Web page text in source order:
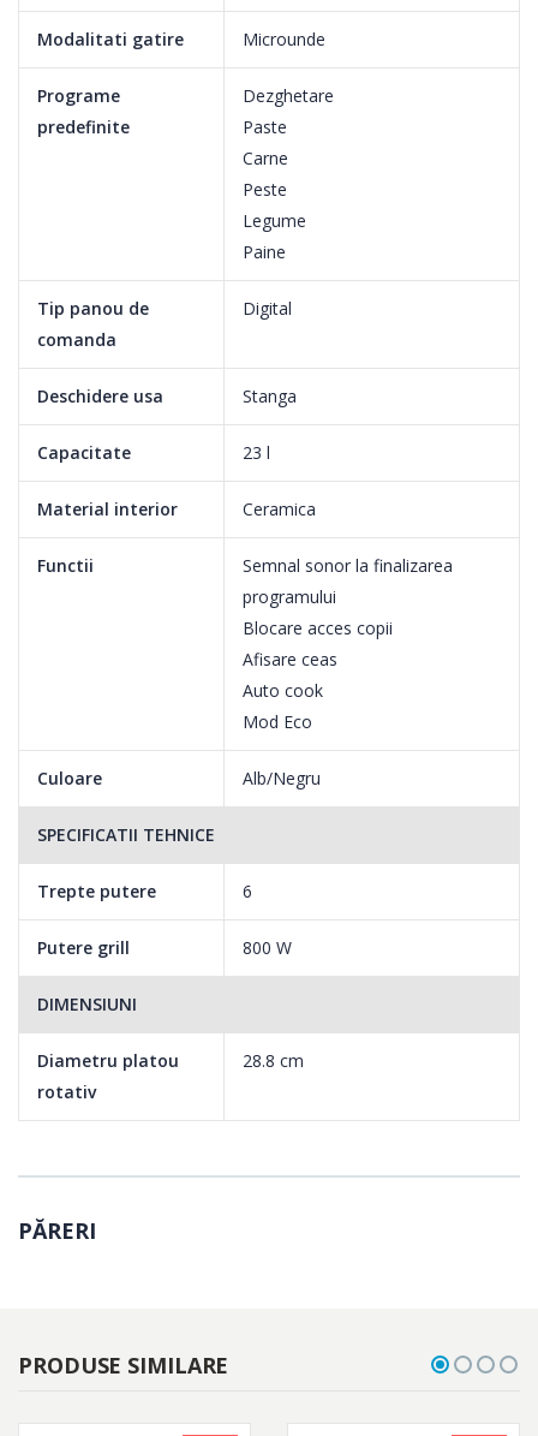
zgarieturi. Suprafata neteda poate fi curatata fara spalare si nu
se va decolora in timp. De asemenea, este rezistent la rugina si
la zgarieturi, deci dureaza mai mult.
Modul ECO reduce semnificativ consumul de energie cu cea mai
mica putere de standby din industrie. Cand nu gatiti, puterea
utilizata pentru a mentine functiile esentiale este minima,
economisind costurile de energie electrica.
Odorizant
Modalitati gatire Microunde
Programe
predefinite
Dezghetare
Paste
Carne
Peste
Legume
Paine
Tip panou de
comanda
Digital
Deschidere usa Stanga
Capacitate 23 l
Material interior Ceramica
Functii
Semnal sonor la finalizarea
programului
Blocare acces copii
Afisare ceas
Auto cook
Mod Eco
Culoare Alb/Negru
SPECIFICATII TEHNICE
Trepte putere 6
Putere grill 800 W
DIMENSIUNI
Diametru platou
rotativ
28.8 cm
PĂRERI
PRODUSE SIMILARE